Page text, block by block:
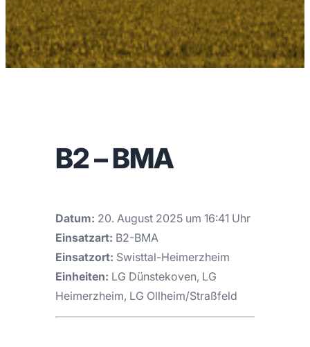
B2 – BMA
Datum: 20. August 2025 um 16:41 Uhr
Einsatzart: B2-BMA
Einsatzort: Swisttal-Heimerzheim
Einheiten: LG Dünstekoven, LG
Heimerzheim, LG Ollheim/Straßfeld